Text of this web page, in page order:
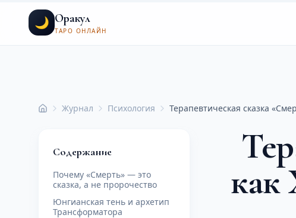
🌙 Оракул
ТАРО ОНЛАЙН
ГлавнаяЖурнал Психология Терапевтическая сказка
Содержание
Почему «Смерть» — это
сказка, а не пророчество
Юнгианская тень и архетип
Трансформатора
как